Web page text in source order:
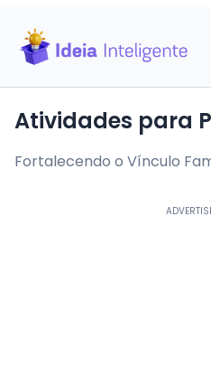
Atividades para
Fortalecendo o Vínculo